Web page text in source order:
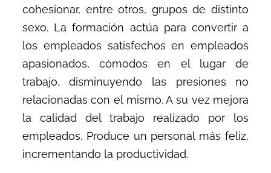
cohesionar, entre otros, grupos de distinto
sexo. La formación actúa para convertir a
los empleados satisfechos en empleados
apasionados, cómodos en el lugar de
trabajo, disminuyendo las presiones no
relacionadas con el mismo. A su vez mejora
la calidad del trabajo realizado por los
empleados. Produce un personal más feliz,
incrementando la productividad.